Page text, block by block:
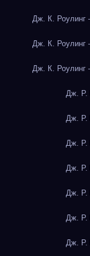
Дж. К. Роулинг
Дж. К. Роулинг
Дж. К. Роулинг
Дж. Р.
Дж. Р.
Дж. Р.
Дж. Р.
Дж. Р.
Дж. Р.
Дж. Р.